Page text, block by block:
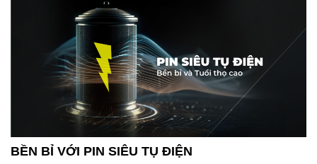
BỀN BỈ VỚI PIN SIÊU TỤ ĐIỆN